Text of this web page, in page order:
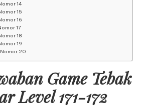
14
15
16
17
18
19
20
Game Tebak
Level 171-172